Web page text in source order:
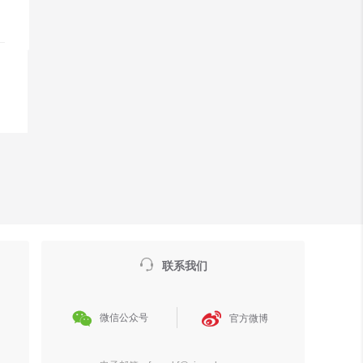
 联系我们
 微信公众号  官方微博